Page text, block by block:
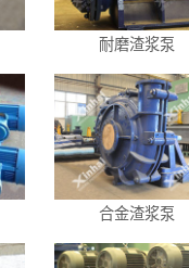
耐磨渣浆泵
合金渣浆泵